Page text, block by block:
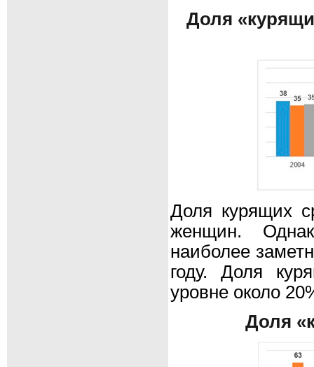
Доля
Доля курящих
женщин.
наиболее
году. Доля
уровне около
Доля